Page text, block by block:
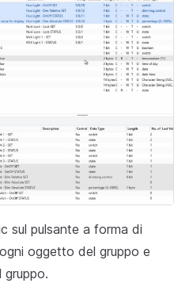
sul pulsante a forma di
oggetto del gruppo e
gruppo.